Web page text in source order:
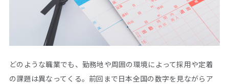
どのような職業でも、勤務地や周囲の環境によって採用や定着
の課題は異なってくる。前回まで日本全国の数字を見ながらア